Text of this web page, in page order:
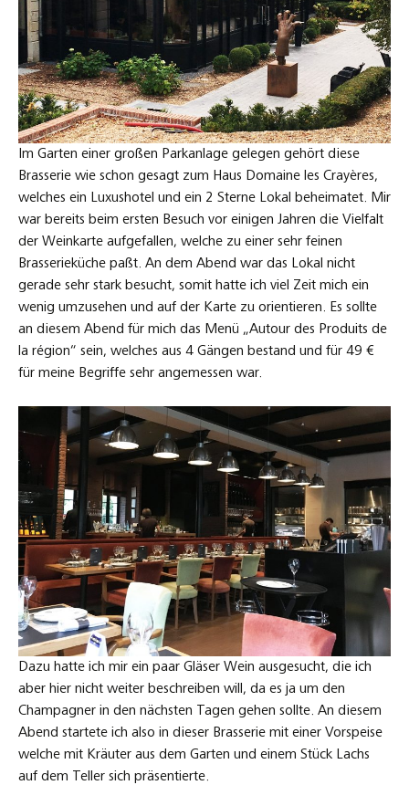
Im Garten einer großen Parkanlage gelegen gehört diese
Brasserie wie schon gesagt zum Haus Domaine les Crayères,
welches ein Luxushotel und ein 2 Sterne Lokal beheimatet. Mir
war bereits beim ersten Besuch vor einigen Jahren die Vielfalt
der Weinkarte aufgefallen, welche zu einer sehr feinen
Brasserieküche paßt. An dem Abend war das Lokal nicht
gerade sehr stark besucht, somit hatte ich viel Zeit mich ein
wenig umzusehen und auf der Karte zu orientieren. Es sollte
an diesem Abend für mich das Menü „Autour des Produits de
la région“ sein, welches aus 4 Gängen bestand und für 49 €
für meine Begriffe sehr angemessen war.
Dazu hatte ich mir ein paar Gläser Wein ausgesucht, die ich
aber hier nicht weiter beschreiben will, da es ja um den
Champagner in den nächsten Tagen gehen sollte. An diesem
Abend startete ich also in dieser Brasserie mit einer Vorspeise
welche mit Kräuter aus dem Garten und einem Stück Lachs
auf dem Teller sich präsentierte.